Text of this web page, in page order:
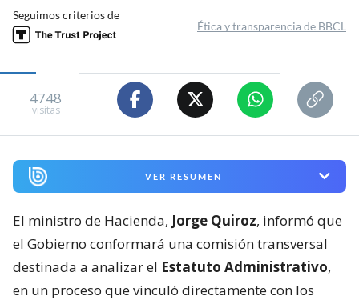
Seguimos criterios de
Ética y transparencia de BBCL
4748
visitas
VER RESUMEN
El ministro de Hacienda, Jorge Quiroz, informó que
el Gobierno conformará una comisión transversal
destinada a analizar el Estatuto Administrativo,
en un proceso que vinculó directamente con los